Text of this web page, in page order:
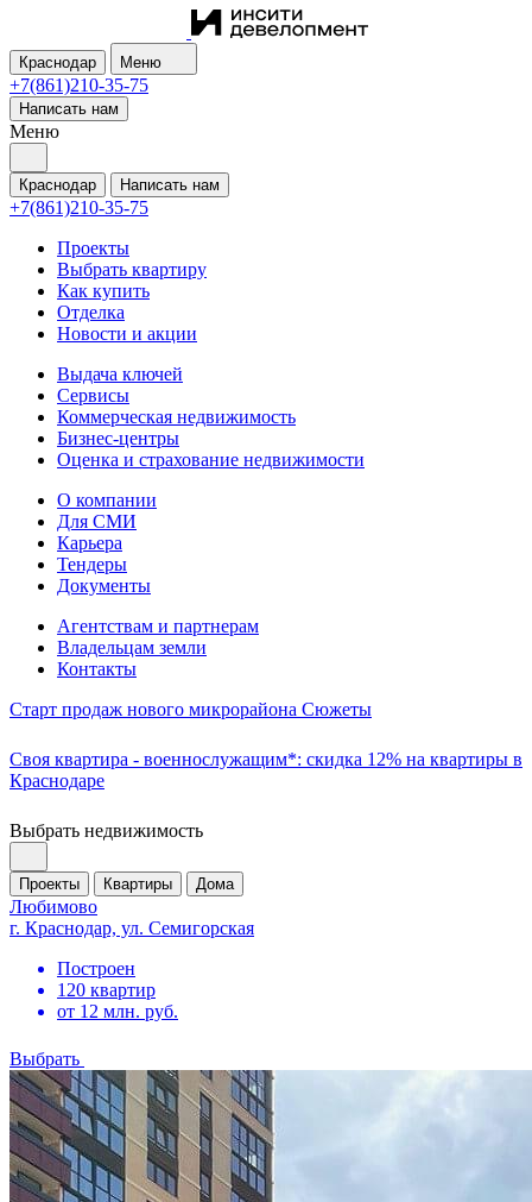
Краснодар Меню
+7(861)210-35-75
Написать нам
Меню
Краснодар Написать нам
+7(861)210-35-75
Проекты
Выбрать квартиру
Как купить
Отделка
Новости и акции
Выдача ключей
Сервисы
Коммерческая недвижимость
Бизнес-центры
Оценка и страхование недвижимости
О компании
Для СМИ
Карьера
Тендеры
Документы
Агентствам и партнерам
Владельцам земли
Контакты
Старт продаж нового микрорайона Сюжеты
Своя квартира - военнослужащим*: скидка 12% на квартиры в
Краснодаре
Выбрать недвижимость
Проекты Квартиры Дома
Любимово
г. Краснодар, ул. Семигорская
Построен
120 квартир
от 12 млн. руб.
Выбрать